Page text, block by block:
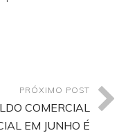
PRÓXIMO POST
COMERCIAL
EM JUNHO É